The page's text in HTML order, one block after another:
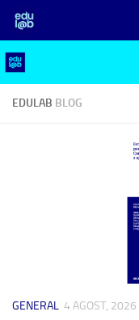
Skip to content
EDULAB BLOG
GENERAL 4 AGOST, 2026